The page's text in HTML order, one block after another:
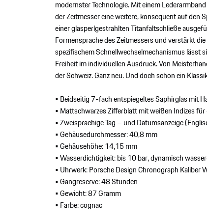
modernster Technologie. Mit einem
der Zeitmesser eine weitere, konsequent auf
einer glasperlgestrahlten Titanfaltschließe
Formensprache des Zeitmessers und verstärkt
spezifischem Schnellwechselmechanismus lässt
Freiheit im individuellen Ausdruck. Von
der Schweiz. Ganz neu. Und doch schon ein
• Beidseitig 7-fach entspiegeltes Saphirglas mit
• Mattschwarzes Zifferblatt mit weißen Indizes
• Zweisprachige Tag – und Datumsanzeige
• Gehäusedurchmesser: 40,8 mm
• Gehäusehöhe: 14,15 mm
• Wasserdichtigkeit: bis 10 bar, dynamisch
• Uhrwerk: Porsche Design Chronograph Kaliber
• Gangreserve: 48 Stunden
• Gewicht: 87 Gramm
• Farbe: cognac